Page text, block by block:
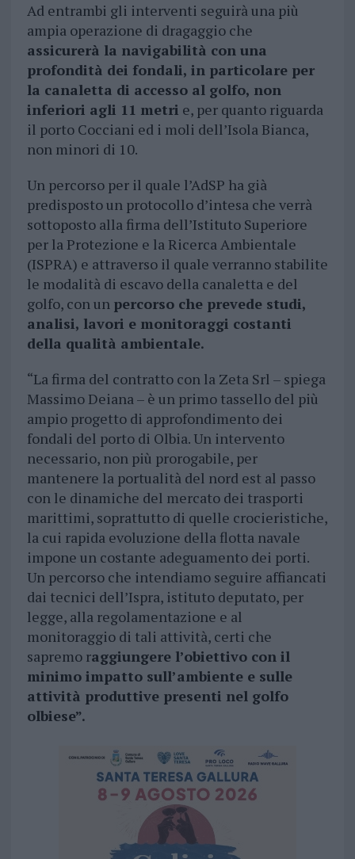
Ad entrambi gli interventi seguirà una più
ampia operazione di dragaggio che
assicurerà la navigabilità con una
profondità dei fondali, in particolare per
la canaletta di accesso al golfo, non
inferiori agli 11 metri e, per quanto riguarda
il porto Cocciani ed i moli dell’Isola Bianca,
non minori di 10.
Un percorso per il quale l’AdSP ha già
predisposto un protocollo d’intesa che verrà
sottoposto alla firma dell’Istituto Superiore
per la Protezione e la Ricerca Ambientale
(ISPRA) e attraverso il quale verranno stabilite
le modalità di escavo della canaletta e del
golfo, con un percorso che prevede studi,
analisi, lavori e monitoraggi costanti
della qualità ambientale.
“La firma del contratto con la Zeta Srl – spiega
Massimo Deiana – è un primo tassello del più
ampio progetto di approfondimento dei
fondali del porto di Olbia. Un intervento
necessario, non più prorogabile, per
mantenere la portualità del nord est al passo
con le dinamiche del mercato dei trasporti
marittimi, soprattutto di quelle crocieristiche,
la cui rapida evoluzione della flotta navale
impone un costante adeguamento dei porti.
Un percorso che intendiamo seguire affiancati
dai tecnici dell’Ispra, istituto deputato, per
legge, alla regolamentazione e al
monitoraggio di tali attività, certi che
sapremo raggiungere l’obiettivo con il
minimo impatto sull’ambiente e sulle
attività produttive presenti nel golfo
olbiese”.